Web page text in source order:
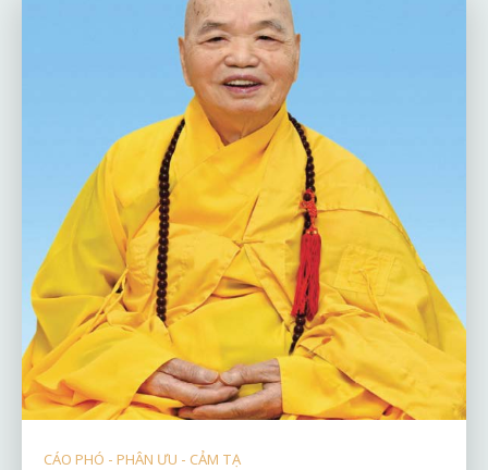
CÁO PHÓ - PHÂN ƯU - CẢM TẠ